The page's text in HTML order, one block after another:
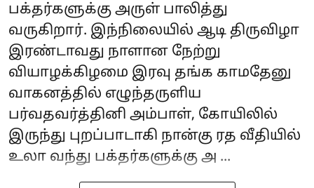
பக்தர்களுக்கு அருள் பாலித்து
வருகிறார். இந்நிலையில் ஆடி திருவிழா
இரண்டாவது நாளான நேற்று
வியாழக்கிழமை இரவு தங்க காமதேனு
வாகனத்தில் எழுந்தருளிய
பர்வதவர்த்தினி அம்பாள், கோயிலில்
இருந்து புறப்பாடாகி நான்கு ரத வீதியில்
உலா வந்து பக்தர்களுக்கு அ ...